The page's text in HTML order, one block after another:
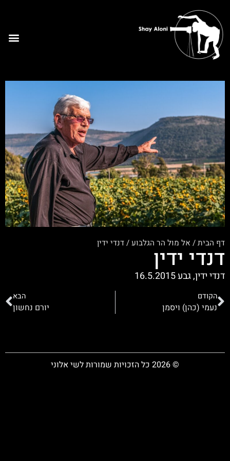
דף הבית/ אל מול הר הגלבוע/דנדי ידין
דנדי ידין
דנדי ידין, גבע 16.5.2015
הקודם
נעמי (כהן) ויסמן
הבא
יורם נחשון
© 2026 כל הזכויות שמורות לשי אלוני